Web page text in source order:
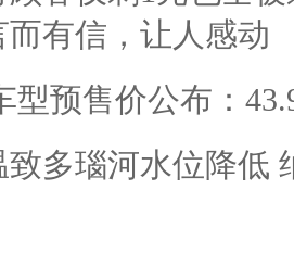
而有信，让人感动
型预售价公布：
致多瑙河水位降低